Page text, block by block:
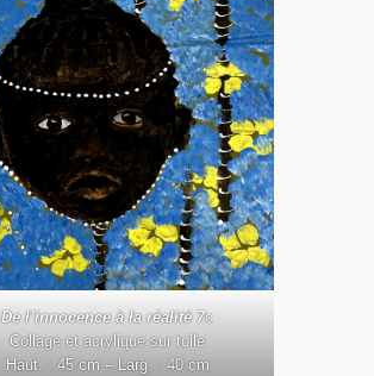
De l’innocence à la réalité 7c
Collage et acrylique sur toile
Haut. : 45 cm – Larg. : 40 cm